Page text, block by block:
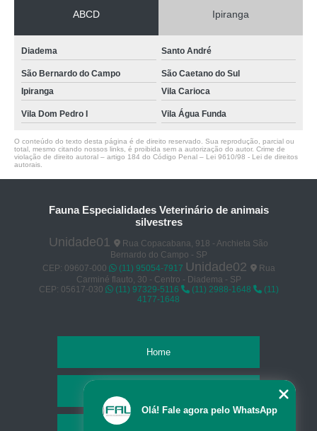
ABCD Ipiranga
Diadema Santo André
São Bernardo do Campo
São Caetano do Sul
Ipiranga
Vila Carioca
Vila Dom Pedro I Vila Água Funda
O conteúdo do texto desta página é de direito reservado. Sua reprodução, parcial ou
total, mesmo citando nossos links, é proibida sem a autorização do autor. Crime de
violação de direito autoral – artigo 184 do Código Penal – Lei 9610/98 - Lei de direitos
autorais
Fauna Especialidades Veterinário de animais
silvestres
Unidade01
Rua Copacabana, 918 - Anchieta São
Bernardo do Campo - SP
CEP: 09607-000
(11) 95054-7917 Unidade02
Rua
Carminé flauto, 30 - Centro - Diadema - SP
CEP: 05617-030
(11) 97329-5116 (11) 2988-1648
(11)
4177-1648
Home
Olá! Fale agora pelo WhatsApp